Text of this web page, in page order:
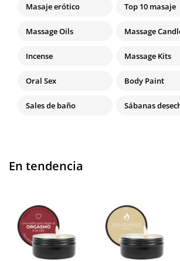
Masaje erótico Top 10 masaje
Massage Oils Massage
Incense Massage Kits
Oral Sex Body Paint
Sales de baño Sábanas
En tendencia